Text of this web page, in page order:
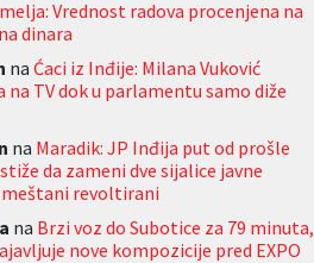
Vrednost radova procenjena na
dinara
na Ćaci iz Inđije: Milana Vuković
na TV dok u parlamentu samo diže
na Maradik: JP Inđija put od prošle
da zameni dve sijalice javne
meštani revoltirani
na Brzi voz do Subotice za 79 minuta,
nove kompozicije pred EXPO